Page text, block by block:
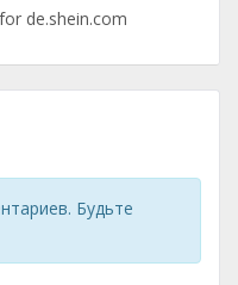
de.shein.com
Будьте